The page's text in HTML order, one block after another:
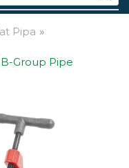
Pipa »
B-Group Pipe